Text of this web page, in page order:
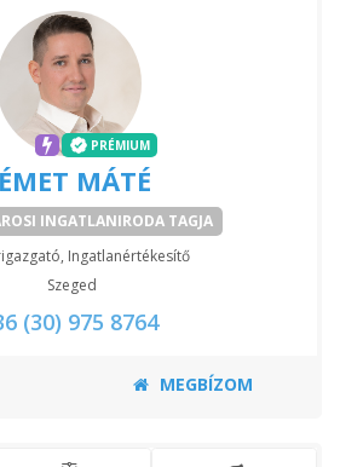
PRÉMIUM
MÁTÉ
INGATLANIRODA TAGJA
Ingatlanértékesítő
Szeged
(30) 975 8764
MEGBÍZOM